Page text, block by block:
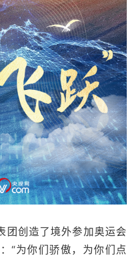
创造了境外参加奥运会
“为你们骄傲，为你们点